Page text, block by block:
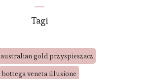
Tagi
australian gold przyspieszacz
bottega veneta illusione